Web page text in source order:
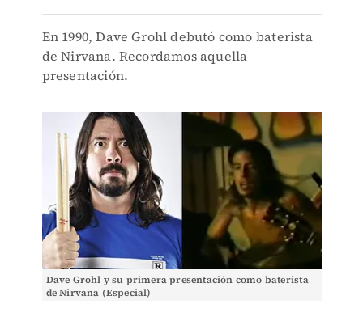
En 1990, Dave Grohl debutó como baterista
de Nirvana. Recordamos aquella
presentación.
Dave Grohl y su primera presentación como baterista
de Nirvana (Especial)